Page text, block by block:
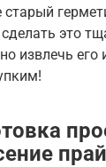
это
извлечь его